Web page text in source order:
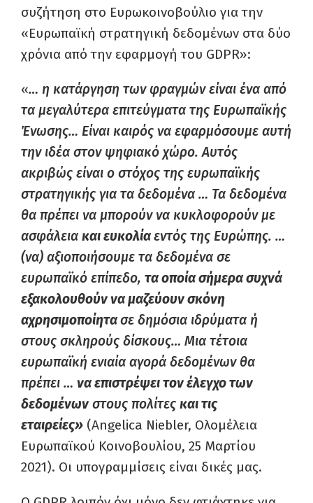
συζήτηση στο Ευρωκοινοβούλιο για την
«Ευρωπαϊκή στρατηγική δεδομένων στα δύο
χρόνια από την εφαρμογή του GDPR»:
«… η κατάργηση των φραγμών είναι ένα από
τα μεγαλύτερα επιτεύγματα της Ευρωπαϊκής
Ένωσης… Είναι καιρός να εφαρμόσουμε αυτή
την ιδέα στον ψηφιακό χώρο. Αυτός
ακριβώς είναι ο στόχος της ευρωπαϊκής
στρατηγικής για τα δεδομένα … Τα δεδομένα
θα πρέπει να μπορούν να κυκλοφορούν με
ασφάλεια και ευκολίαεντός της Ευρώπης. …
(να) αξιοποιήσουμε τα δεδομένα σε
ευρωπαϊκό επίπεδο, τα οποία σήμερα συχνά
εξακολουθούν να μαζεύουν σκόνη
αχρησιμοποίητασε δημόσια ιδρύματα ή
στους σκληρούς δίσκους… Μια τέτοια
ευρωπαϊκή ενιαία αγορά δεδομένων θα
πρέπει … να επιστρέψει τον έλεγχο των
δεδομένων στους πολίτεςκαι τις
εταιρείες» (Angelica Niebler, Ολομέλεια
Ευρωπαϊκού Κοινοβουλίου, 25 Μαρτίου
2021). Οι υπογραμμίσεις είναι δικές μας.